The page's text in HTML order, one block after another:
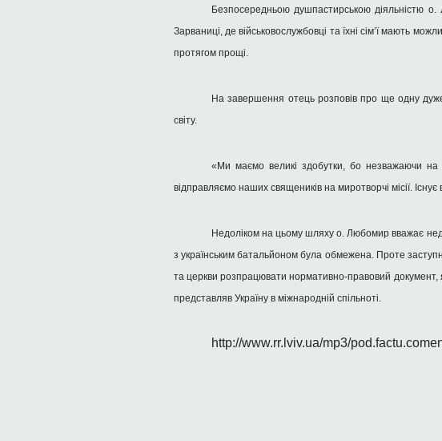
Безпосередньою душпастирською діяльністю
Зарваниці, де військовослужбовці та їхні сім’ї мають
протягом прощі.
На завершення отець розповів про ще одну
світу.
«Ми маємо великі здобутки, бо незважаючи на
відправляємо наших священиків на миротворчі місії.
Недоліком на цьому шляху о. Любомир вважає
з українським батальйоном була обмежена. Проте
та церкви розпрацювати нормативно-правовий
представляв Україну в міжнародній спільноті.
http://www.rr.lviv.ua/mp3/